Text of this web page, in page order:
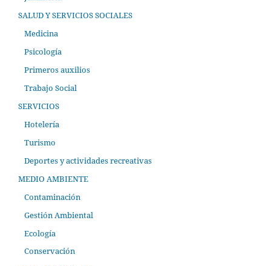
SALUD Y SERVICIOS SOCIALES
Medicina
Psicología
Primeros auxilios
Trabajo Social
SERVICIOS
Hotelería
Turismo
Deportes y actividades recreativas
MEDIO AMBIENTE
Contaminación
Gestión Ambiental
Ecología
Conservación